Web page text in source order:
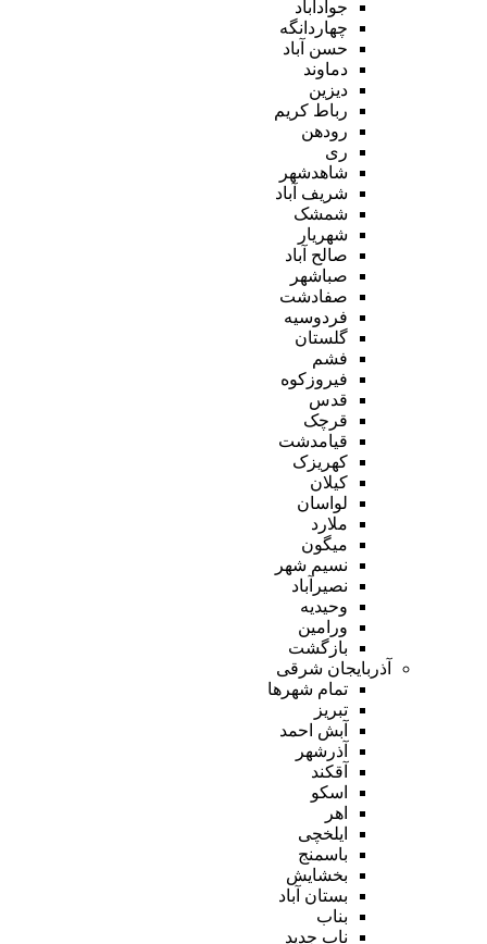
جوادآباد
چهاردانگه
حسن آباد
دماوند
دیزین
رباط کریم
رودهن
ری
شاهدشهر
شریف آباد
شمشک
شهریار
صالح آباد
صباشهر
صفادشت
فردوسیه
گلستان
فشم
فیروزکوه
قدس
قرچک
قیامدشت
کهریزک
کیلان
لواسان
ملارد
میگون
نسیم شهر
نصیرآباد
وحیدیه
ورامین
بازگشت
آذربایجان شرقی
تمام شهر‌ها
تبریز
آبش احمد
آذرشهر
آقکند
اسکو
اهر
ایلخچی
باسمنج
بخشایش
بستان آباد
بناب
ناب جدید